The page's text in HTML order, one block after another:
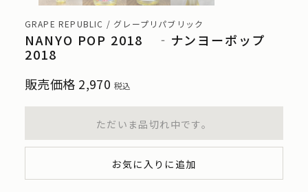
GRAPE REPUBLIC / グレープリパブリック
NANYO POP 2018 ‐ナンヨーポップ
2018
販売価格 2,970 税込
ただいま品切れ中です。
お気に入りに追加